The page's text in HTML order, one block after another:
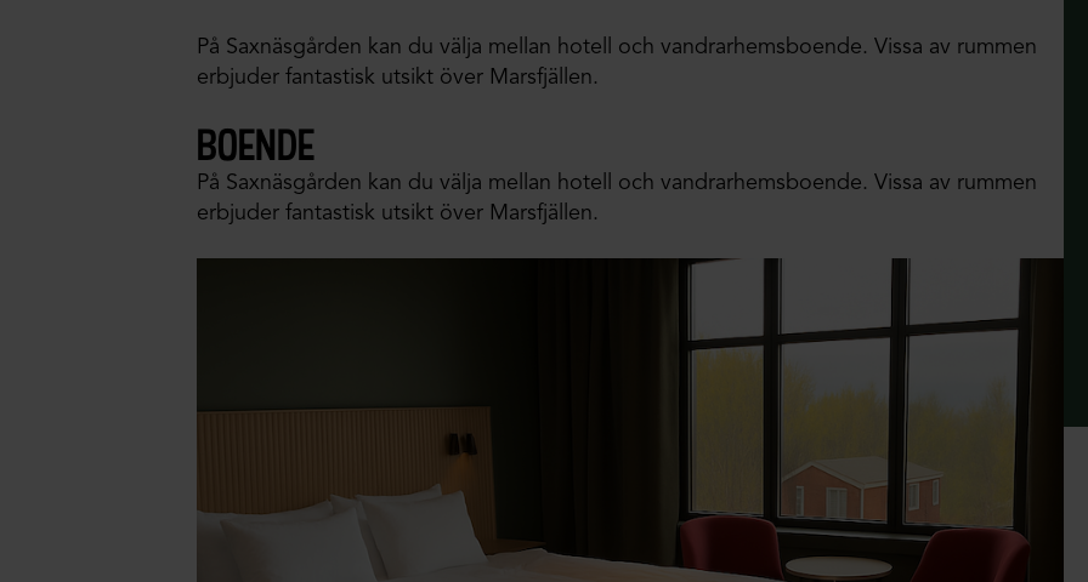
På Saxnäsgården kan du välja mellan hotell och vandrarhemsboende. Vissa av rummen
erbjuder fantastisk utsikt över Marsfjällen.
boende
På Saxnäsgården kan du välja mellan hotell och vandrarhemsboende. Vissa av rummen
erbjuder fantastisk utsikt över Marsfjällen.